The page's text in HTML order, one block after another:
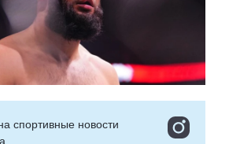
cпортивные новости